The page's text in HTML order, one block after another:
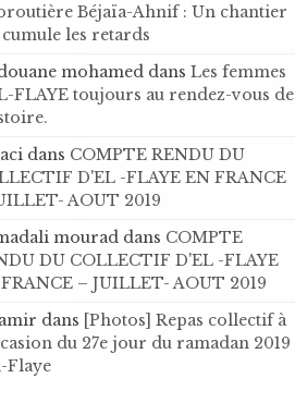
Béjaïa-Ahnif : Un chantier
les retards
mohamed dansLes femmes
FLAYE toujours au rendez-vous de
.
dans COMPTE RENDU DU
D'EL -FLAYE EN FRANCE
AOUT 2019
mourad dans COMPTE
DU COLLECTIF D'EL -FLAYE
– JUILLET- AOUT 2019
dans [Photos] Repas collectif à
du 27e jour du ramadan 2019
Flaye